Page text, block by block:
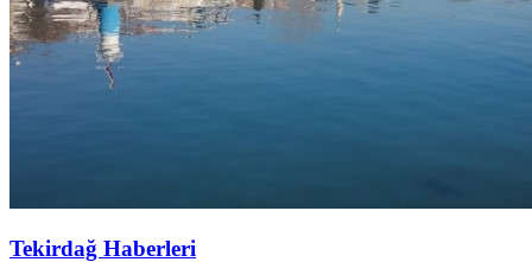
Tekirdağ Haberleri